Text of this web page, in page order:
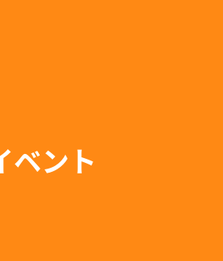
ベント